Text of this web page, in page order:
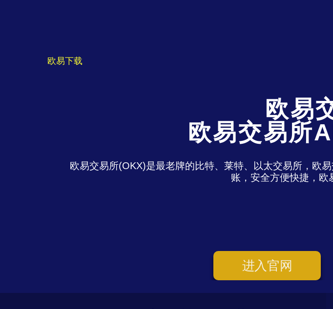
欧易下载
欧易
欧易交易所
欧易交易所(OKX)是最老牌的比特、莱特、以太交易所，欧
账，安全方便快捷，欧
进入官网